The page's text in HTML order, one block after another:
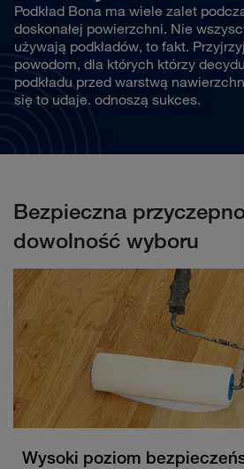
Podkład Bona ma wiele zalet
doskonałej powierzchni. Nie
używają podkładów, to fakt.
powodom, dla których którzy
podkładu przed warstwą
się to udaje. odnoszą sukces.
Bezpieczna
dowolność wyboru
Wysoki poziom